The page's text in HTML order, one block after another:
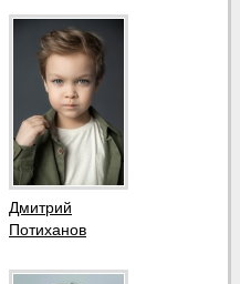
Дмитрий
Потиханов